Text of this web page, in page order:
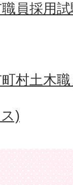
員採用
村土木
)